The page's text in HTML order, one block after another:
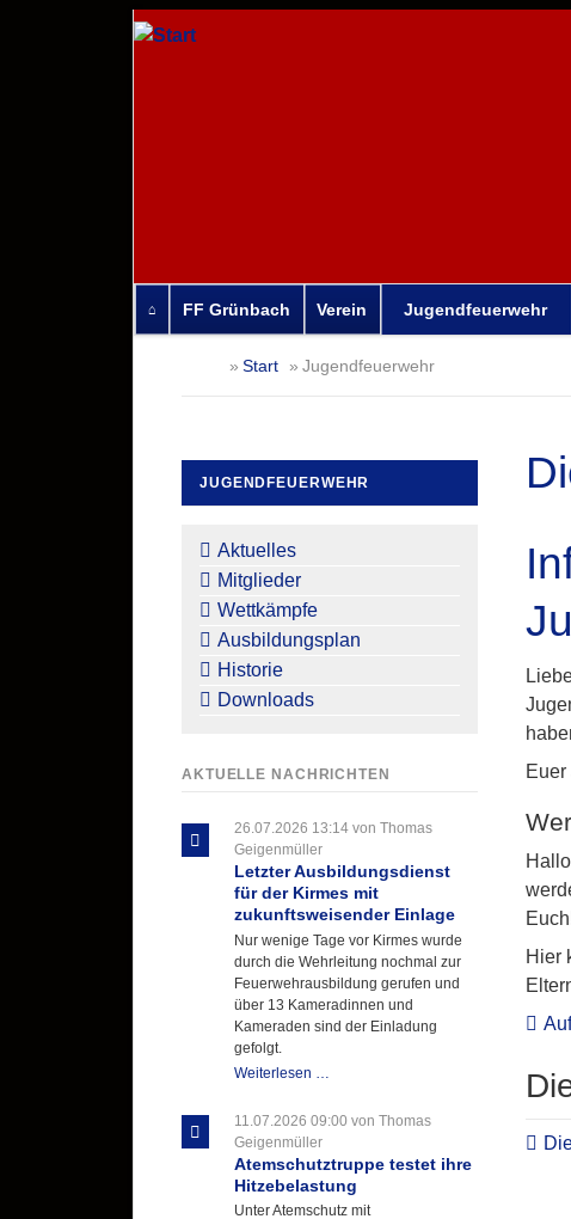
FF Grünbach Verein Jugendfeuerwehr
überspringen
Start Jugendfeuerwehr
Hier
JUGENDFEUERWEHR
überspringen
Aktuelles
Mitglieder
Wettkämpfe
Ausbildungsplan
Historie
Downloads
AKTUELLE NACHRICHTEN
26.07.2026 13:14 von Thomas
Geigenmüller
Letzter Ausbildungsdienst
für der Kirmes mit
zukunftsweisender Einlage
Nur wenige Tage vor Kirmes wurde
durch die Wehrleitung nochmal zur
Feuerwehrausbildung gerufen und
über 13 Kameradinnen und
Kameraden sind der Einladung
gefolgt.
Weiterlesen …
für
Kirmes
mit
zukunftsweisender
11.07.2026 09:00 von Thomas
Geigenmüller
Atemschutztruppe testet ihre
Hitzebelastung
Unter Atemschutz mit